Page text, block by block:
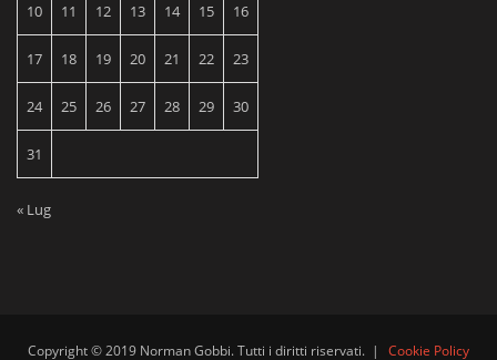
10 11 12 13 14 15 16
17 18 19 20 21 22 23
24 25 26 27 28 29 30
31
« Lug
Copyright © 2019 Norman Gobbi. Tutti i diritti riservati. | Cookie Policy